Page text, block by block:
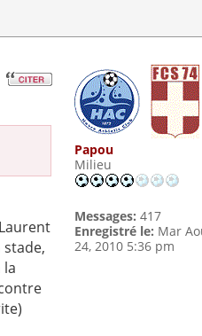
Papou
Milieu
Messages: 417
Enregistré le: Mar
24, 2010 5:36 pm